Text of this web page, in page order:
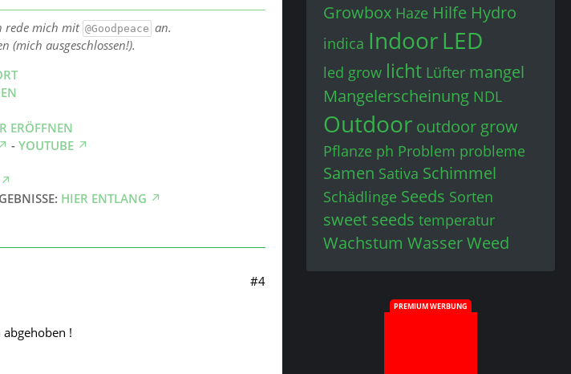
rede mich mit @Goodpeace an.
(mich ausgeschlossen!).
ERÖFFNEN
- YOUTUBE
HIER ENTLANG
#4
!
Growbox Haze Hilfe Hydro
indica IndoorLED
led grow licht Lüfter mangel
Mangelerscheinung NDL
Outdoor outdoor grow
Pflanze ph Problem probleme
Samen Sativa Schimmel
Schädlinge Seeds Sorten
sweet seeds temperatur
Wachstum WasserWeed
PREMIUM WERBUNG